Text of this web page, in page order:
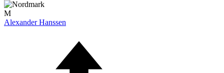
M
Alexander Hanssen